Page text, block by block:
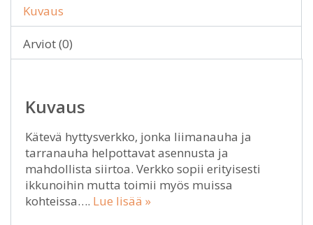
Kuvaus
Arviot (0)
Kuvaus
Kätevä hyttysverkko, jonka liimanauha ja
tarranauha helpottavat asennusta ja
mahdollista siirtoa. Verkko sopii erityisesti
ikkunoihin mutta toimii myös muissa
kohteissa…. Lue lisää »